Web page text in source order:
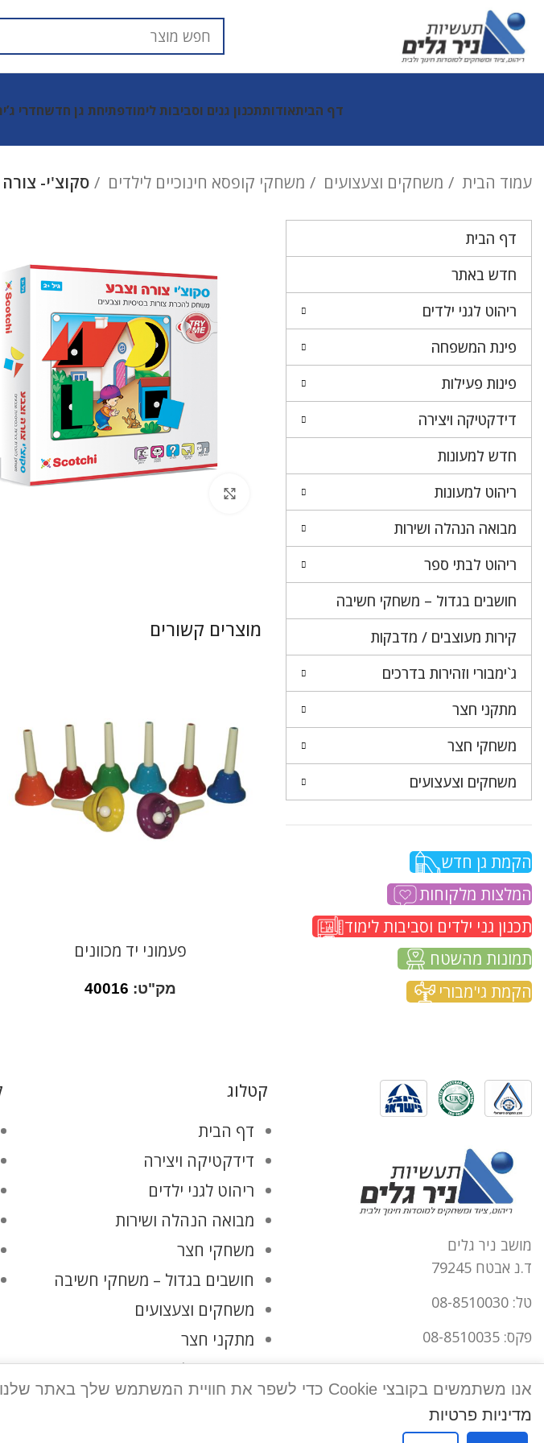
דף הביתאודותתכנון גנים וסביבות לימודפתיחת גן חדשחדרי
עמוד הבית משחקים וצעצועים משחקי קופסא חינוכיים לילדים סקוצ'י-
דף הבית
חדש באתר
ריהוט לגני ילדים
פינת המשפחה
פינות פעילות
דידקטיקה ויצירה
חדש למעונות
ריהוט למעונות
מבואה הנהלה ושירות
ריהוט לבתי ספר
חושבים בגדול – משחקי חשיבה
קירות מעוצבים / מדבקות
ג`ימבורי וזהירות בדרכים
מתקני חצר
משחקי חצר
משחקים וצעצועים
הקמת גן חדש
המלצות מלקוחות
תכנון גני ילדים וסביבות לימוד
תמונות מהשטח
הקמת גי'מבורי
מוצרים קשורים
פעמוני יד מכוונים
מק"ט: 40016
מושב ניר גלים
ד.נ אבטח 79245
טל: 08-8510030
פקס: 08-8510035
הצהרת נגישות
קטלוג
דף הבית
דידקטיקה ויצירה
ריהוט לגני ילדים
מבואה הנהלה ושירות
משחקי חצר
חושבים בגדול – משחקי חשיבה
משחקים וצעצועים
מתקני חצר
החשבון שלי
אנו משתמשים בקובצי Cookie כדי לשפר את חוויית המשתמש שלך באתר שלנו. על ידי גלישה באתר זה, הנך מסכים לשימוש שלנו בקובצי Cookie.
מדיניות פרטיות